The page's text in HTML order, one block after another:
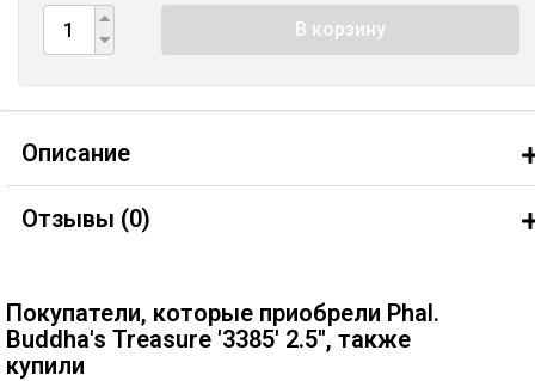
В корзину
Описание
Отзывы (0)
Покупатели, которые приобрели Phal.
Buddha's Treasure '3385' 2.5'', также
купили